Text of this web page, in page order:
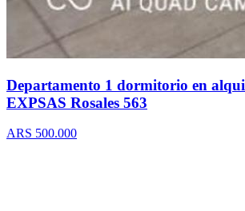
Departamento 1 dormitorio en
EXPSAS Rosales 563
ARS 500.000